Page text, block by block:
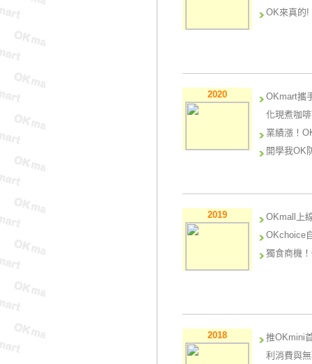
OK來真的!
2020
OKmart攜
化現煮咖
業績漲！
開學我OK
2019
OKmall上
OKchoice
獨食商機
2018
推OKmini
利消費與